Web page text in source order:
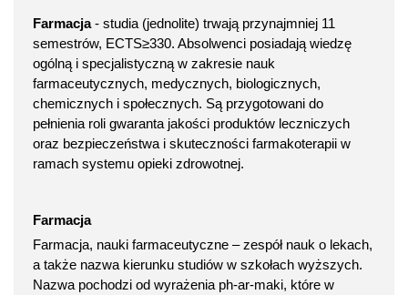
Farmacja- studia (jednolite) trwają przynajmniej 11
semestrów, ECTS≥330. Absolwenci posiadają wiedzę
ogólną i specjalistyczną w zakresie nauk
farmaceutycznych, medycznych, biologicznych,
chemicznych i społecznych. Są przygotowani do
pełnienia roli gwaranta jakości produktów leczniczych
oraz bezpieczeństwa i skuteczności farmakoterapii w
ramach systemu opieki zdrowotnej.
Farmacja
Farmacja, nauki farmaceutyczne – zespół nauk o lekach,
a także nazwa kierunku studiów w szkołach wyższych.
Nazwa pochodzi od wyrażenia ph-ar-maki, które w